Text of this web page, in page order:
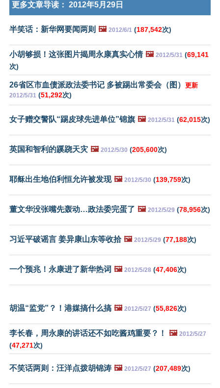
更多文章导读： 2012年5月29日
半笑话：新华网要闻两则 🖼️ 2012/6/1 (187,542次)
小胡够损！这张图片揭周永康真实心情 🖼️ 2012/5/31 (69,141
次)
26省区市血债派政法委书记 多被踢出常委会（图） 更新
2012/5/31 (51,292次)
女子赠交警队“踢皮球先进单位”锦旗 🖼️ 2012/5/31 (62,015次)
英国和智利的蹊跷天灾 🖼️ 2012/5/30 (205,600次)
耶稣出生地伯利恒允许被发现 🖼️ 2012/5/30 (139,759次)
董文华没张嘴先轰动…政法委完蛋了 🖼️ 2012/5/29 (78,956次)
习近平破谣言 姜异康山东等收拾 🖼️ 2012/5/29 (77,188次)
一个预兆！永康进了新华热词 🖼️ 2012/5/28 (47,406次)
胡温“监党”？！港媒搞什么搞 🖼️ 2012/5/27 (55,826次)
李长春，周永康的讲话还不如吃酱鸡重要？！ 🖼️ 2012/5/27
(47,271次)
不笑话两则：汪洋点拨胡锦涛 🖼️ 2012/5/27 (207,489次)